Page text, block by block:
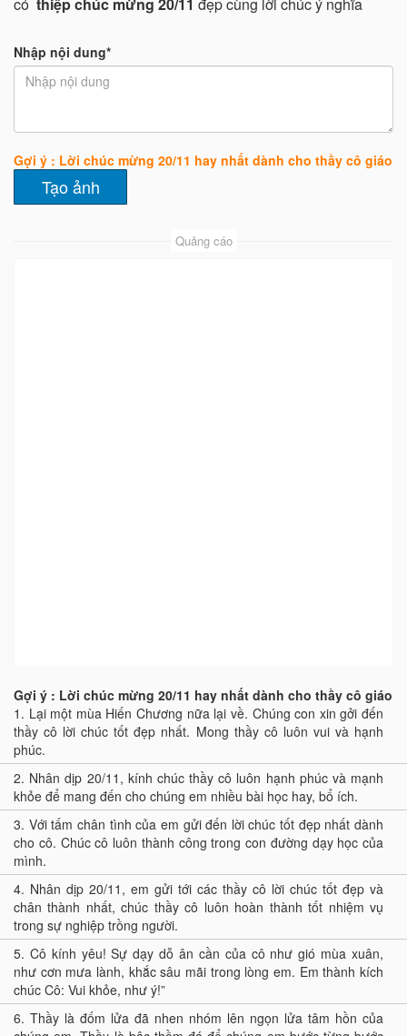
Nhập nội dung*
Gợi ý : Lời chúc mừng 20/11 hay nhất dành cho thầy cô giáo
Quảng cáo
Gợi ý : Lời chúc mừng 20/11 hay nhất dành cho thầy cô giáo
1. Lại một mùa Hiến Chương nữa lại về. Chúng con xin gởi đến
thầy cô lời chúc tốt đẹp nhất. Mong thầy cô luôn vui và hạnh
phúc.
2. Nhân dịp 20/11, kính chúc thầy cô luôn hạnh phúc và mạnh
khỏe để mang đến cho chúng em nhiều bài học hay, bổ ích.
3. Với tấm chân tình của em gửi đến lời chúc tốt đẹp nhất dành
cho cô. Chúc cô luôn thành công trong con đường dạy học của
mình.
4. Nhân dịp 20/11, em gửi tới các thầy cô lời chúc tốt đẹp và
chân thành nhất, chúc thầy cô luôn hoàn thành tốt nhiệm vụ
trong sự nghiệp trồng người.
5. Cô kính yêu! Sự dạy dỗ ân cần của cô như gió mùa xuân,
như cơn mưa lành, khắc sâu mãi trong lòng em. Em thành kích
chúc Cô: Vui khỏe, như ý!”
6. Thầy là đốm lửa đã nhen nhóm lên ngọn lửa tâm hồn của